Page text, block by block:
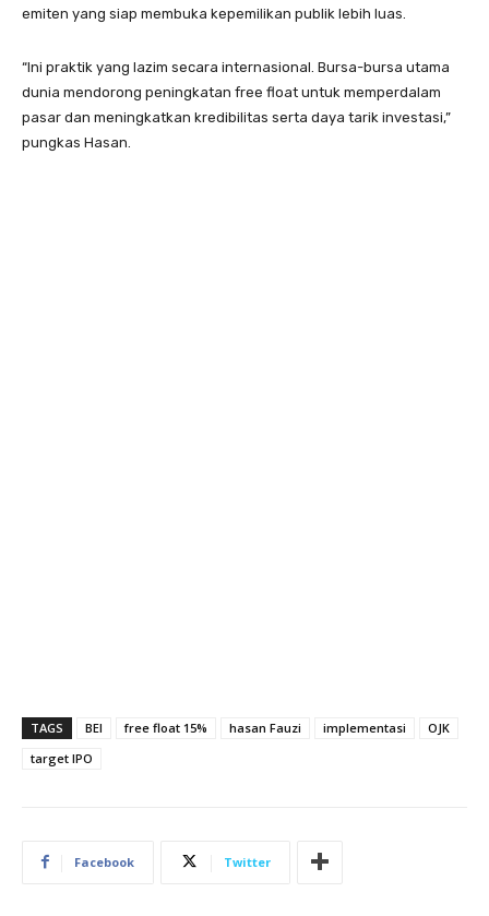
emiten yang siap membuka kepemilikan publik lebih luas.
“Ini praktik yang lazim secara internasional. Bursa-bursa utama
dunia mendorong peningkatan free float untuk memperdalam
pasar dan meningkatkan kredibilitas serta daya tarik investasi,”
pungkas Hasan.
TAGS BEI free float 15% hasan Fauzi implementasi
OJK
target IPO
Facebook Twitter